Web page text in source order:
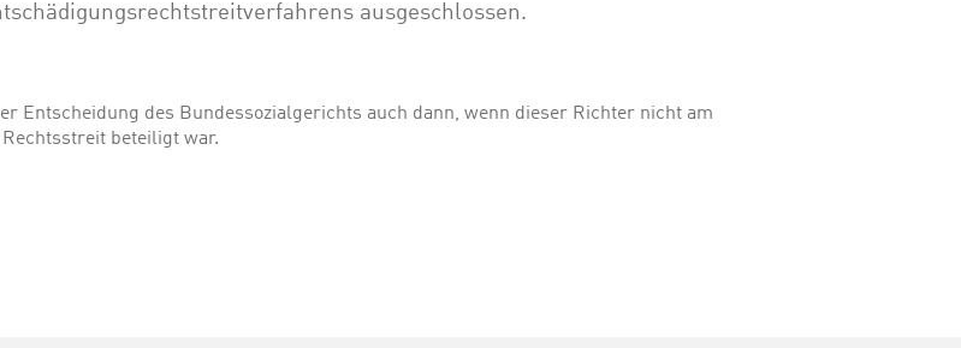
ausgeschlossen.
Entscheidung des Bundessozialgerichts auch dann, wenn dieser Richter nicht am
beteiligt war.